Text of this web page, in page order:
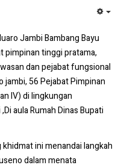
Jambi Bambang Bayu
pimpinan tinggi pratama,
dan pejabat fungsional
56 Pejabat Pimpinan
IV) di lingkungan
aula Rumah Dinas Bupati
ini menandai langkah
dalam menata